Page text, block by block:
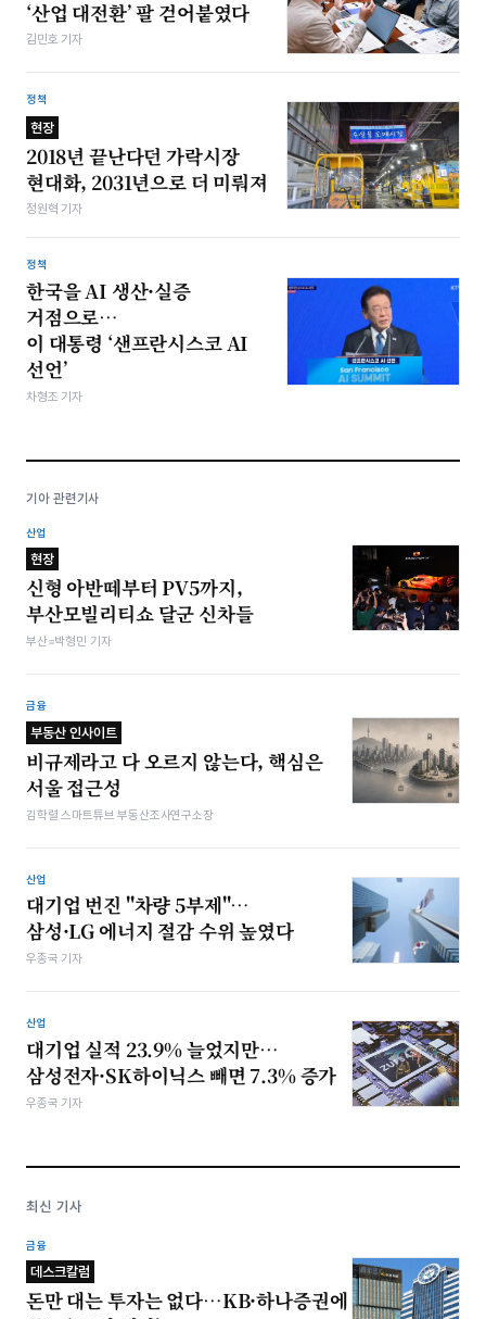
‘산업 대전환’ 팔 걷어붙였다
김민호 기자
정책
현장
2018년 끝난다던 가락시장
현대화, 2031년으로 더 미뤄져
정원혁 기자
정책
한국을 AI 생산·실증
거점으로…
이 대통령 ‘샌프란시스코 AI
선언’
차형조 기자
기아 관련기사
산업
현장
신형 아반떼부터 PV5까지,
부산모빌리티쇼 달군 신차들
부산=박형민 기자
금융
부동산 인사이트
비규제라고 다 오르지 않는다, 핵심은
서울 접근성
김학렬 스마트튜브 부동산조사연구소장
산업
대기업 번진 "차량 5부제"…
삼성·LG 에너지 절감 수위 높였다
우종국 기자
산업
대기업 실적 23.9% 늘었지만…
삼성전자·SK하이닉스 빼면 7.3% 증가
우종국 기자
최신 기사
금융
데스크칼럼
돈만 대는 투자는 없다…KB·하나증권에